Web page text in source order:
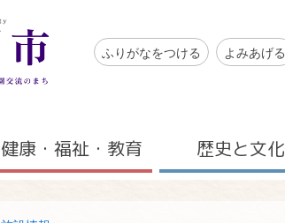
アクセシビリティツール
ふりがなをつける よみあげる
健康・福祉・教育 歴史と文化